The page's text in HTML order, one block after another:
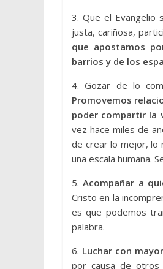
3. Que el Evangelio
justa, cariñosa,
que apostamos
barrios y de los
4. Gozar de lo
Promovemos
poder compartir la
vez hace miles de
de crear lo mejor, lo
una escala humana.
5.Acompañar a
Cristo en la
es que podemos
palabra.
6. Luchar con
por causa de otros